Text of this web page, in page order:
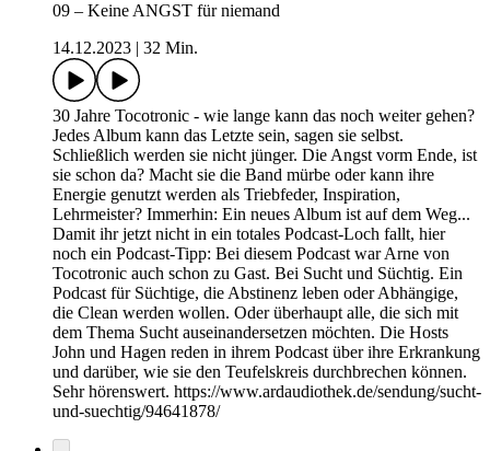
09 – Keine ANGST für niemand
14.12.2023
32 Min.
30 Jahre Tocotronic - wie lange kann das noch weiter gehen?
Jedes Album kann das Letzte sein, sagen sie selbst.
Schließlich werden sie nicht jünger. Die Angst vorm Ende, ist
sie schon da? Macht sie die Band mürbe oder kann ihre
Energie genutzt werden als Triebfeder, Inspiration,
Lehrmeister? Immerhin: Ein neues Album ist auf dem Weg...
Damit ihr jetzt nicht in ein totales Podcast-Loch fallt, hier
noch ein Podcast-Tipp: Bei diesem Podcast war Arne von
Tocotronic auch schon zu Gast. Bei Sucht und Süchtig. Ein
Podcast für Süchtige, die Abstinenz leben oder Abhängige,
die Clean werden wollen. Oder überhaupt alle, die sich mit
dem Thema Sucht auseinandersetzen möchten. Die Hosts
John und Hagen reden in ihrem Podcast über ihre Erkrankung
und darüber, wie sie den Teufelskreis durchbrechen können.
Sehr hörenswert. https://www.ardaudiothek.de/sendung/sucht-
und-suechtig/94641878/